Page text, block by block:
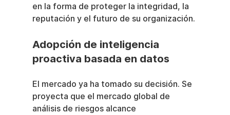
en la forma de proteger la integridad, la
reputación y el futuro de su organización.
Adopción de inteligencia
proactiva basada en datos
El mercado ya ha tomado su decisión. Se
proyecta que el mercado global de
análisis de riesgos alcance